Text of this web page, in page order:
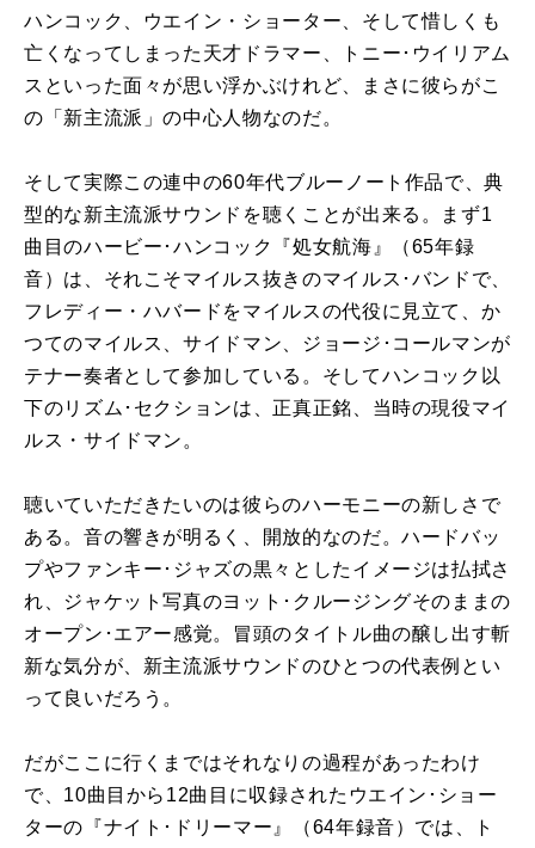
ハンコック、ウエイン・ショーター、そして惜しくも
亡くなってしまった天才ドラマー、トニー･ウイリアム
スといった面々が思い浮かぶけれど、まさに彼らがこ
の「新主流派」の中心人物なのだ。
そして実際この連中の60年代ブルーノート作品で、典
型的な新主流派サウンドを聴くことが出来る。まず1
曲目のハービー･ハンコック『処女航海』（65年録
音）は、それこそマイルス抜きのマイルス･バンドで、
フレディー・ハバードをマイルスの代役に見立て、か
つてのマイルス、サイドマン、ジョージ･コールマンが
テナー奏者として参加している。そしてハンコック以
下のリズム･セクションは、正真正銘、当時の現役マイ
ルス・サイドマン。
聴いていただきたいのは彼らのハーモニーの新しさで
ある。音の響きが明るく、開放的なのだ。ハードバッ
プやファンキー･ジャズの黒々としたイメージは払拭さ
れ、ジャケット写真のヨット･クルージングそのままの
オープン･エアー感覚。冒頭のタイトル曲の醸し出す斬
新な気分が、新主流派サウンドのひとつの代表例とい
って良いだろう。
だがここに行くまではそれなりの過程があったわけ
で、10曲目から12曲目に収録されたウエイン･ショー
ターの『ナイト･ドリーマー』（64年録音）では、ト